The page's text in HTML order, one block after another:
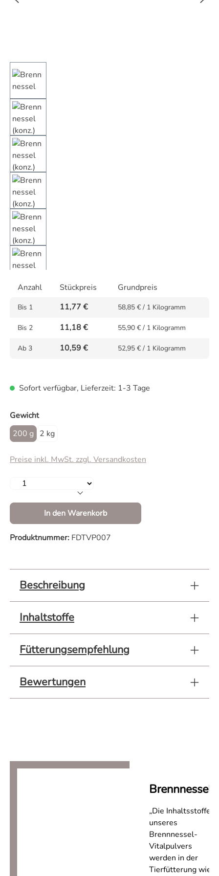
Anzahl Stückpreis Grundpreis
Bis 1 11,77 € 58,85 € / 1 Kilogramm
Bis 2 11,18 € 55,90 € / 1 Kilogramm
Ab 3 10,59 € 52,95 € / 1 Kilogramm
Sofort verfügbar, Lieferzeit: 1-3 Tage
Gewichtauswählen
200 g
2 kg
Preise inkl. MwSt. zzgl. Versandkosten
Produkt Anzahl: Gib den gewünschten
In den Warenkorb
Produktnummer: FDTVP007
Beschreibung
Inhaltstoffe
Fütterungsempfehlung
Bewertungen
Brennnessel
„Die Inhaltsstoffe
unseres
Brennnessel-
Vitalpulvers
werden in der
Tierfütterung wie